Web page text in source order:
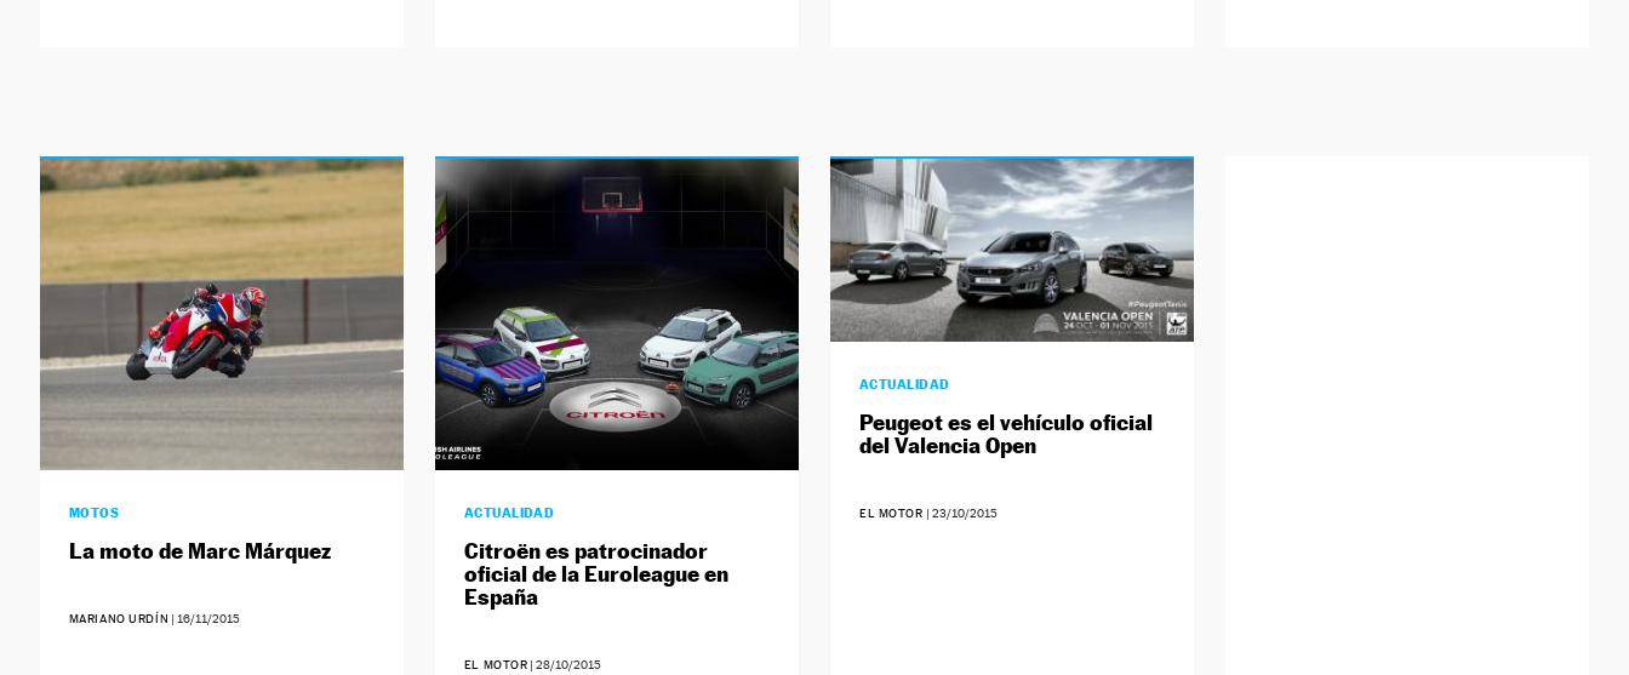
MOTOS
La moto de Marc Márquez
MARIANO URDÍN | 16/11/2015
ACTUALIDAD
Citroën es patrocinador
oficial de la Euroleague en
España
EL MOTOR |28/10/2015
ACTUALIDAD
Peugeot es el vehículo oficial
del Valencia Open
EL MOTOR | 23/10/2015